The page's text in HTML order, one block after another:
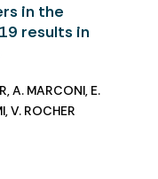
in the
results in
,A. MARCONI, E.
,V. ROCHER